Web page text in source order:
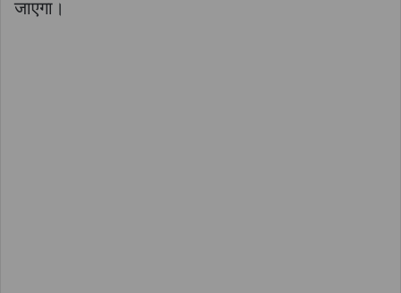
जाएगा।